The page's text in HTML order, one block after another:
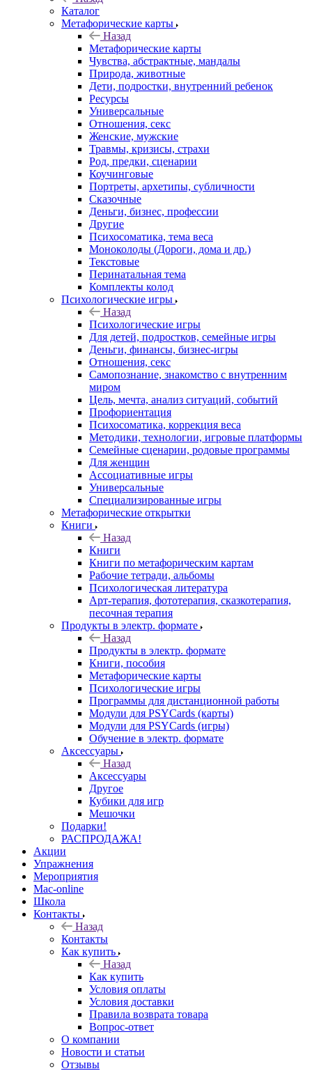
Каталог
Mетафорические карты
Назад
Mетафорические карты
Чувства, абстрактные, мандалы
Природа, животные
Дети, подростки, внутренний ребенок
Ресурсы
Универсальные
Отношения, секс
Женские, мужские
Травмы, кризисы, страхи
Род, предки, сценарии
Коучинговые
Портреты, архетипы, субличности
Сказочные
Деньги, бизнес, профессии
Другие
Психосоматика, тема веса
Моноколоды (Дороги, дома и др.)
Текстовые
Перинатальная тема
Комплекты колод
Психологические игры
Назад
Психологические игры
Для детей, подростков, семейные игры
Деньги, финансы, бизнес-игры
Отношения, секс
Самопознание, знакомство с внутренним
миром
Цель, мечта, анализ ситуаций, событий
Профориентация
Психосоматика, коррекция веса
Методики, технологии, игровые платформы
Семейные сценарии, родовые программы
Для женщин
Ассоциативные игры
Универсальные
Специализированные игры
Метафорические открытки
Книги
Назад
Книги
Книги по метафорическим картам
Рабочие тетради, альбомы
Психологическая литература
Арт-терапия, фототерапия, сказкотерапия,
песочная терапия
Продукты в электр. формате
Назад
Продукты в электр. формате
Книги, пособия
Метафорические карты
Психологические игры
Программы для дистанционной работы
Модули для PSYCards (карты)
Модули для PSYCards (игры)
Обучение в электр. формате
Аксессуары
Назад
Аксессуары
Другое
Кубики для игр
Мешочки
Подарки!
РАСПРОДАЖА!
Акции
Упражнения
Мероприятия
Mac-online
Школа
Контакты
Назад
Контакты
Как купить
Назад
Как купить
Условия оплаты
Условия доставки
Правила возврата товара
Вопрос-ответ
О компании
Новости и статьи
Отзывы